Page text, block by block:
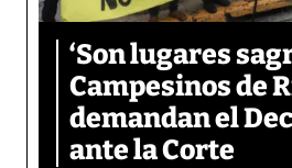
‘Son lugares
Campesinos de
demandan el
ante la Corte